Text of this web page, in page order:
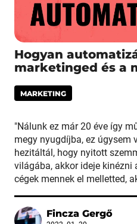
Hogyan
marketinged és a
MARKETING
"Nálunk ez már 20 éve így
megy nyugdíjba, ez úgysem
hezitáltál, hogy nyitott
világába, akkor ideje kinézni
cégek mennek el melletted,
Fincza Gergő